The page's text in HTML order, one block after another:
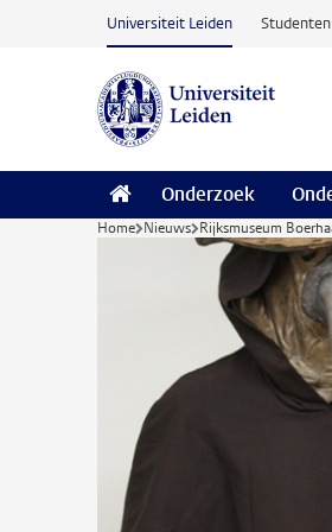
Ga naar hoofdinhoud
Universiteit Leiden Studenten
Onderzoek
Home Nieuws Rijksmuseum